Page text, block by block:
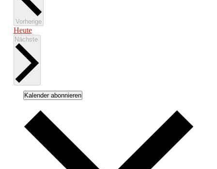
VorherigeVeranstaltungen
Heute
Nächste
Kalender abonnieren